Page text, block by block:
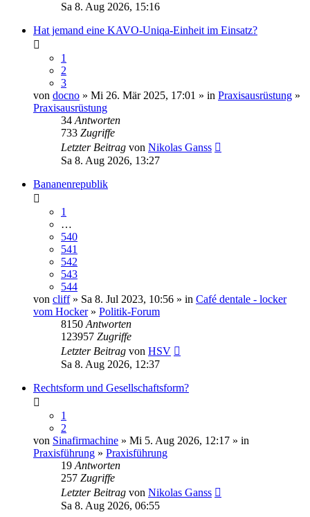
Sa 8. Aug 2026, 15:16
Hat jemand eine KAVO-Uniqa-Einheit im Einsatz?
1
2
3
von docno » Mi 26. Mär 2025, 17:01 » in Praxisausrüstung »
Praxisausrüstung
34 Antworten
733 Zugriffe
Letzter Beitrag von Nikolas Ganss
Sa 8. Aug 2026, 13:27
Bananenrepublik
1
…
540
541
542
543
544
von cliff» Sa 8. Jul 2023, 10:56 » in Café dentale - locker
vom Hocker» Politik-Forum
8150 Antworten
123957 Zugriffe
Letzter Beitrag von HSV
Sa 8. Aug 2026, 12:37
Rechtsform und Gesellschaftsform?
1
2
von Sinafirmachine » Mi 5. Aug 2026, 12:17 » in
Praxisführung » Praxisführung
19 Antworten
257 Zugriffe
Letzter Beitrag von Nikolas Ganss
Sa 8. Aug 2026, 06:55